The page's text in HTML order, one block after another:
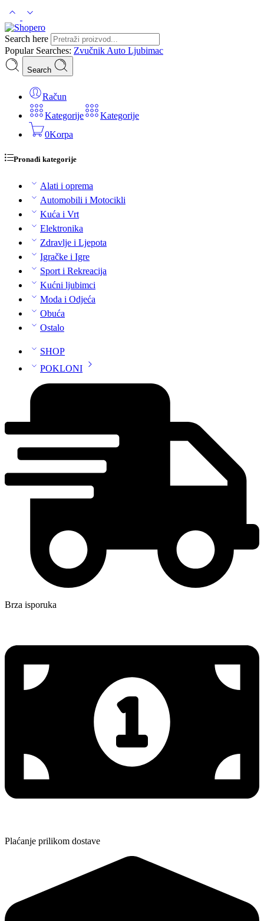
Search here
Popular Searches: Zvučnik Auto Ljubimac
Search
Račun
Kategorije
Kategorije
0Korpa
Pronađi kategorije
Alati i oprema
Automobili i Motocikli
Kuća i Vrt
Elektronika
Zdravlje i Ljepota
Igračke i Igre
Sport i Rekreacija
Kućni ljubimci
Moda i Odjeća
Obuća
Ostalo
SHOP
POKLONI
Brza isporuka
Plaćanje prilikom dostave